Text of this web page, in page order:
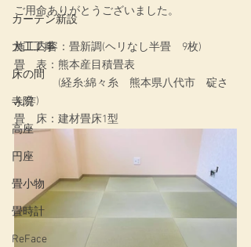
カーテン新設
大工工事
床の間
寺院
高座
円座
畳小物
畳時計
ReFace
ご用命ありがとうございました。
施工内容： 畳新調(ヘリなし半畳　9枚)
畳　表：熊本産目積畳表
(経糸:綿々糸　熊本県八代市　碇さ
ん作)
畳　床：建材畳床1型